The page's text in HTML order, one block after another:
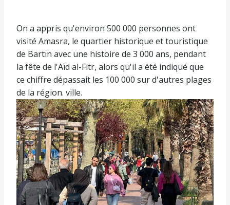
On a appris qu'environ 500 000 personnes ont
visité Amasra, le quartier historique et touristique
de Bartın avec une histoire de 3 000 ans, pendant
la fête de l'Aïd al-Fitr, alors qu'il a été indiqué que
ce chiffre dépassait les 100 000 sur d'autres plages
de la région. ville.